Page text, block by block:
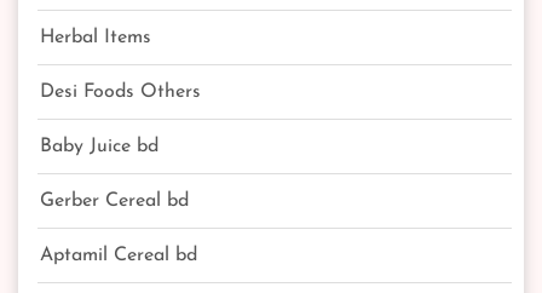
Herbal Items
Desi Foods Others
Baby Juice bd
Gerber Cereal bd
Aptamil Cereal bd